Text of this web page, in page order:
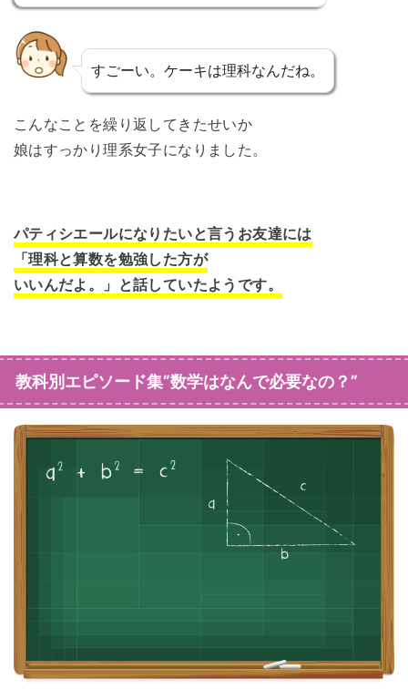
すごーい。ケーキは理科なんだね。
こんなことを繰り返してきたせいか
娘はすっかり理系女子になりました。
パティシエールになりたいと言うお友達には
「理科と算数を勉強した方が
いいんだよ。」と話していたようです。
教科別エピソード集”数学はなんで必要なの？”